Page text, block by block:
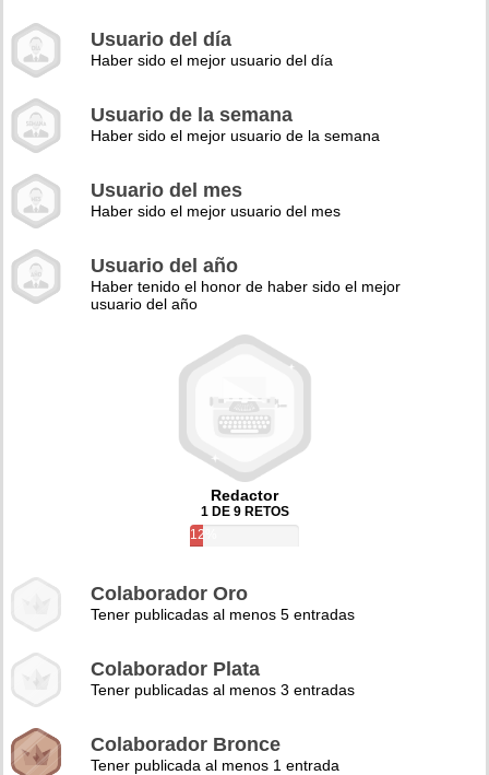
Usuario del día
Haber sido el mejor usuario del día
Usuario de la semana
Haber sido el mejor usuario de la semana
Usuario del mes
Haber sido el mejor usuario del mes
Usuario del año
Haber tenido el honor de haber sido el mejor
usuario del año
Redactor
1 DE 9 RETOS
12%
Colaborador Oro
Tener publicadas al menos 5 entradas
Colaborador Plata
Tener publicadas al menos 3 entradas
Colaborador Bronce
Tener publicada al menos 1 entrada